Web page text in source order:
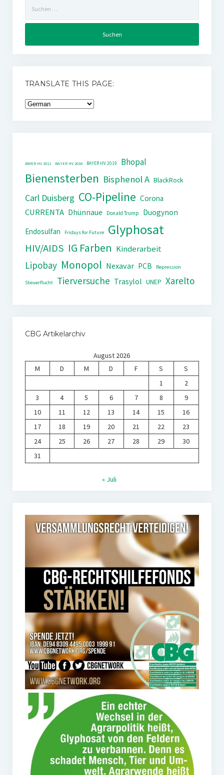
nach:
TRANSLATE THIS PAGE:
BAYER HV 2011 BAYER HV 2018 BAYER HV 2019 Bhopal
Bienensterben Bisphenol A BlackRock
Carl Duisberg CO-Pipeline Corona
CURRENTA Dhünnaue Donald Trump
Duogynon
Endosulfan
Fridays for Future Glyphosat
HIV/AIDS IG Farben Kinderarbeit
Lipobay Monopol Nexavar PCB Repression
Steuerflucht Tierversuche Trasylol UNEP Xarelto
CBG Artikelarchiv
August 2026
M
D M D F S
S
1
2
3
4 5 6 7 8
9
10
11 12 13 14 15
16
17
18 19 20 21 22
23
24
25 26 27 28 29
30
31
« Juli